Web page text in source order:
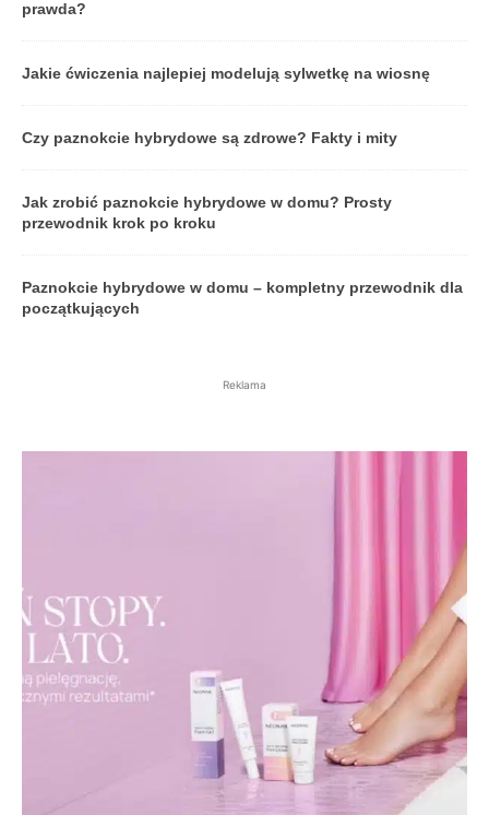
prawda?
Jakie ćwiczenia najlepiej modelują sylwetkę na wiosnę
Czy paznokcie hybrydowe są zdrowe? Fakty i mity
Jak zrobić paznokcie hybrydowe w domu? Prosty
przewodnik krok po kroku
Paznokcie hybrydowe w domu – kompletny przewodnik dla
początkujących
Reklama